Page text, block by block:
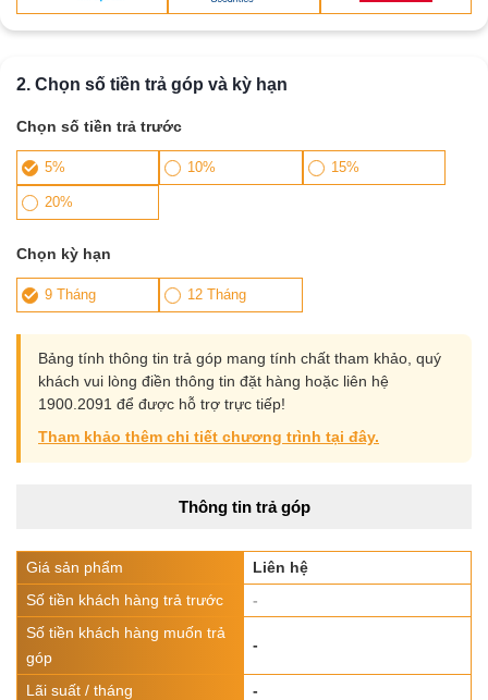
2. Chọn số tiền trả góp và kỳ hạn
Chọn số tiền trả trước
5% 10% 15%
20%
Chọn kỳ hạn
9 Tháng 12 Tháng
Bảng tính thông tin trả góp mang tính chất tham khảo, quý
khách vui lòng điền thông tin đặt hàng hoặc liên hệ
1900.2091 để được hỗ trợ trực tiếp!
Tham khảo thêm chi tiết chương trình tại đây.
Thông tin trả góp
Giá sản phẩm
Liên hệ
Số tiền khách hàng trả trước
-
Số tiền khách hàng muốn trả
góp
-
Lãi suất / tháng
-